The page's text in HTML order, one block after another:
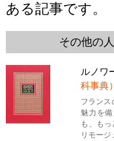
ある記事です。
その他の
ルノワ
科事典）
フランス
魅力を
も、もっ
リモー